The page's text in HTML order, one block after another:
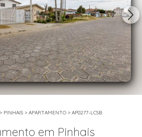
PINHAIS> APARTAMENTO> AP0277-LCSB
em Pinhais